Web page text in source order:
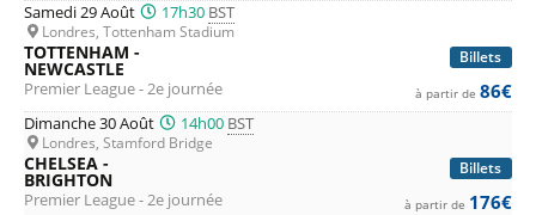
Samedi 29 Août 17h30 BST
Londres, Tottenham Stadium
Billets
TOTTENHAM -
NEWCASTLE
Premier League - 2e journée à partir de 86€
Dimanche 30 Août 14h00 BST
Londres, Stamford Bridge
Billets
CHELSEA -
BRIGHTON
Premier League - 2e journée à partir de 176€